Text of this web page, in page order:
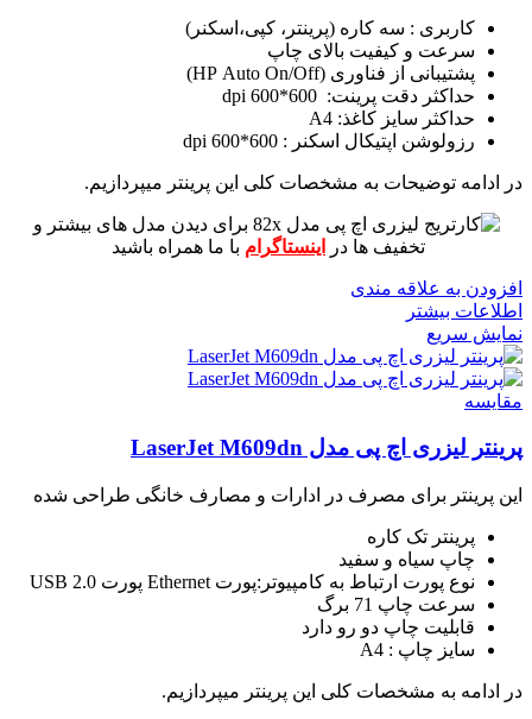
کاربری : سه کاره (پرینتر، کپی،اسکنر)
سرعت و کیفیت بالای چاپ
پشتیبانی از فناوری (HP Auto On/Off)
حداکثر دقت پرینت: 600*600 dpi
حداکثر سایز کاغذ: A4
رزولوشن اپتیکال اسکنر : 600*600 dpi
در ادامه توضیحات به مشخصات کلی این پرینتر میپردازیم.
برای دیدن مدل های بیشتر و
تخفیف ها در
اینستاگرام با ما همراه باشید
افزودن به علاقه مندی
اطلاعات بیشتر
نمایش سریع
مقايسه
پرینتر لیزری اچ پی مدل LaserJet M609dn
این پرینتر برای مصرف در ادارات و مصارف خانگی طراحی شده
پرینتر تک کاره
چاپ سیاه و سفید
نوع پورت ارتباط به کامپیوتر:پورت Ethernet پورت USB 2.0
سرعت چاپ 71 برگ
قابلیت چاپ دو رو دارد
سایز چاپ : A4
در ادامه به مشخصات کلی این پرینتر میپردازیم.